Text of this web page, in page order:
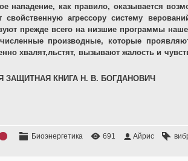
нападение, как правило, оказывается
свойственную агрессору систему
прежде всего на низшие программы
производные, которые
хвалят,льстят, вызывают жалость и
ЗАЩИТНАЯ КНИГА Н. В. БОГДАНОВИЧ
Биоэнергетика 691 Айрис